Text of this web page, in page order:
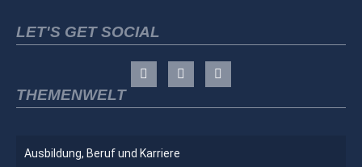
LET'S GET SOCIAL
THEMENWELT
Ausbildung, Beruf und Karriere